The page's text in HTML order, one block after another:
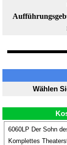
Wählen
6060LP Der Sohn
Komplettes